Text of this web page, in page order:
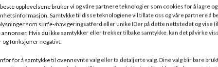
beste opplevelsene bruker vi og våre partnere teknologier som cookies for å lagre
Samtykke til disse teknologiene vil tillate oss og våre partnere å
som surfe-/navigeringsatferd eller unike IDer på dette nettstedet og vise
Hvis du ikke samtykker eller trekker tilbake samtykke, kan det påvirke
funksjoner negativt.
for å samtykke til ovennevnte valg eller ta detaljerte valg. Dine valg blir bare
TILLEGGSINFORMASJONDOKUMENTASJONFRAKT